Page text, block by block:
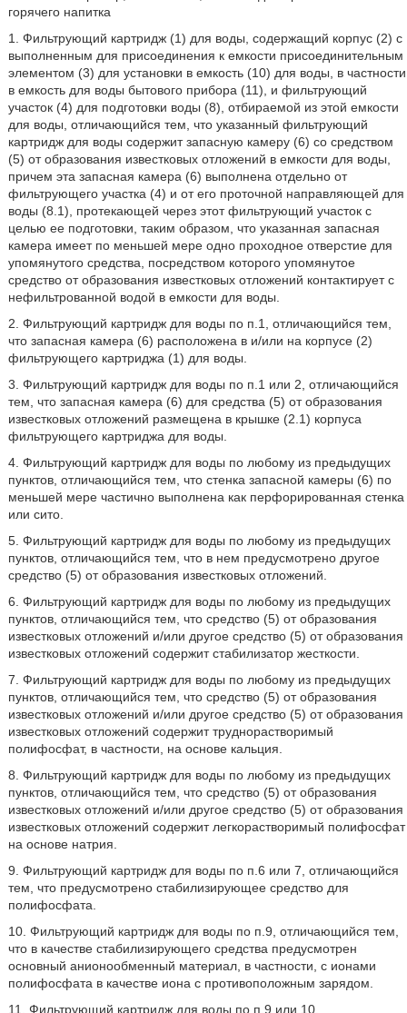
горячего напитка
1. Фильтрующий картридж (1) для воды, содержащий корпус (2) с
выполненным для присоединения к емкости присоединительным
элементом (3) для установки в емкость (10) для воды, в частности
в емкость для воды бытового прибора (11), и фильтрующий
участок (4) для подготовки воды (8), отбираемой из этой емкости
для воды, отличающийся тем, что указанный фильтрующий
картридж для воды содержит запасную камеру (6) со средством
(5) от образования известковых отложений в емкости для воды,
причем эта запасная камера (6) выполнена отдельно от
фильтрующего участка (4) и от его проточной направляющей для
воды (8.1), протекающей через этот фильтрующий участок с
целью ее подготовки, таким образом, что указанная запасная
камера имеет по меньшей мере одно проходное отверстие для
упомянутого средства, посредством которого упомянутое
средство от образования известковых отложений контактирует с
нефильтрованной водой в емкости для воды.
2. Фильтрующий картридж для воды по п.1, отличающийся тем,
что запасная камера (6) расположена в и/или на корпусе (2)
фильтрующего картриджа (1) для воды.
3. Фильтрующий картридж для воды по п.1 или 2, отличающийся
тем, что запасная камера (6) для средства (5) от образования
известковых отложений размещена в крышке (2.1) корпуса
фильтрующего картриджа для воды.
4. Фильтрующий картридж для воды по любому из предыдущих
пунктов, отличающийся тем, что стенка запасной камеры (6) по
меньшей мере частично выполнена как перфорированная стенка
или сито.
5. Фильтрующий картридж для воды по любому из предыдущих
пунктов, отличающийся тем, что в нем предусмотрено другое
средство (5) от образования известковых отложений.
6. Фильтрующий картридж для воды по любому из предыдущих
пунктов, отличающийся тем, что средство (5) от образования
известковых отложений и/или другое средство (5) от образования
известковых отложений содержит стабилизатор жесткости.
7. Фильтрующий картридж для воды по любому из предыдущих
пунктов, отличающийся тем, что средство (5) от образования
известковых отложений и/или другое средство (5) от образования
известковых отложений содержит труднорастворимый
полифосфат, в частности, на основе кальция.
8. Фильтрующий картридж для воды по любому из предыдущих
пунктов, отличающийся тем, что средство (5) от образования
известковых отложений и/или другое средство (5) от образования
известковых отложений содержит легкорастворимый полифосфат
на основе натрия.
9. Фильтрующий картридж для воды по п.6 или 7, отличающийся
тем, что предусмотрено стабилизирующее средство для
полифосфата.
10. Фильтрующий картридж для воды по п.9, отличающийся тем,
что в качестве стабилизирующего средства предусмотрен
основный анионообменный материал, в частности, с ионами
полифосфата в качестве иона с противоположным зарядом.
11. Фильтрующий картридж для воды по п.9 или 10,